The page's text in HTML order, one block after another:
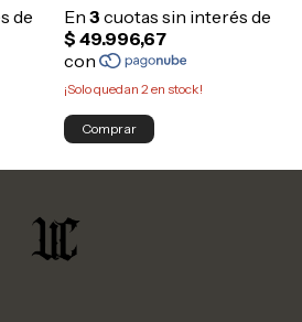
¡Solo quedan 2 en stock!
Comprar